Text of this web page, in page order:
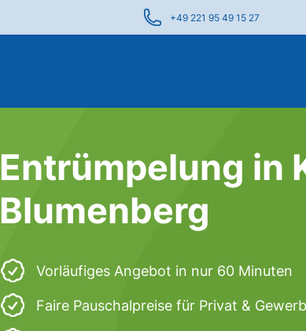
+49 221 95 49 15 27
Entrümpelung in
Blumenberg
Vorläufiges Angebot in nur 60 Minuten
Faire Pauschalpreise für Privat &